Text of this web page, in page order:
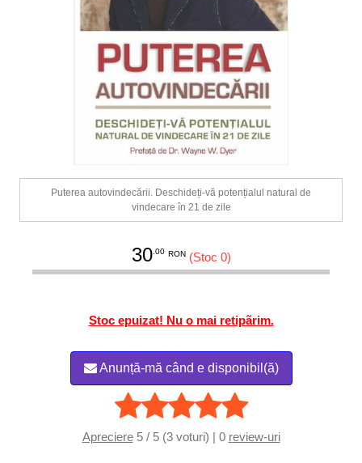
Puterea autovindecării. Deschideți-vă potențialul natural de
vindecare în 21 de zile
30.00 RON (Stoc 0)
Stoc epuizat! Nu o mai retipãrim.
Anunță-mă când e disponibil(ă)
Apreciere5 / 5 (3 voturi) | 0 review-uri